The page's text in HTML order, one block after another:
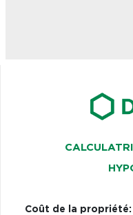
Coût de la propriété: